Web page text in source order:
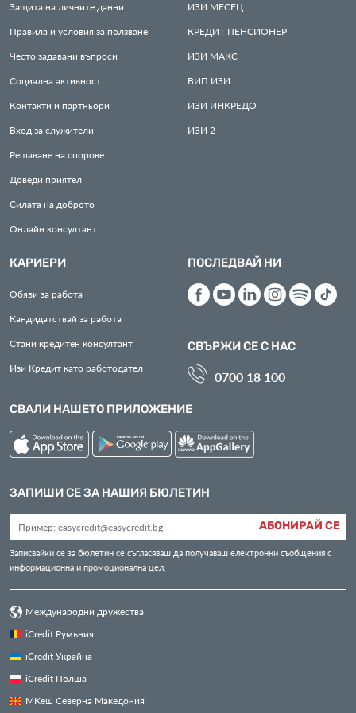
Защита на личните данни
Правила и условия за ползване
Често задавани въпроси
Социална активност
Контакти и партньори
Вход за служители
Решаване на спорове
Доведи приятел
Силата на доброто
Онлайн консултант
ИЗИ МЕСЕЦ
КРЕДИТ ПЕНСИОНЕР
ИЗИ МАКС
ВИП ИЗИ
ИЗИ ИНКРЕДО
ИЗИ 2
КАРИЕРИ
Обяви за работа
Кандидатствай за работа
Стани кредитен консултант
Изи Кредит като работодател
ПОСЛЕДВАЙ НИ
СВЪРЖИ СЕ С НАС
0700 18 100
СВАЛИ НАШЕТО ПРИЛОЖЕНИЕ
ЗАПИШИ СЕ ЗА НАШИЯ БЮЛЕТИН
АБОНИРАЙ СЕ
Записвайки се за бюлетин се съгласяваш да получаваш електронни съобщения с
информационна и промоционална цел.
Международни дружества
iCredit Румъния
iCredit Украйна
iCredit Полша
МКеш Северна Македония